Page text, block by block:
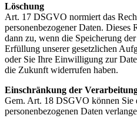
Löschung
Art. 17 DSGVO normiert das
personenbezogener Daten. Dieses
dann zu, wenn die Speicherung
Erfüllung unserer gesetzlichen
oder Sie Ihre Einwilligung zur
die Zukunft widerrufen haben.
Einschränkung der
Gem. Art. 18 DSGVO können Sie
personenbezogenen Daten